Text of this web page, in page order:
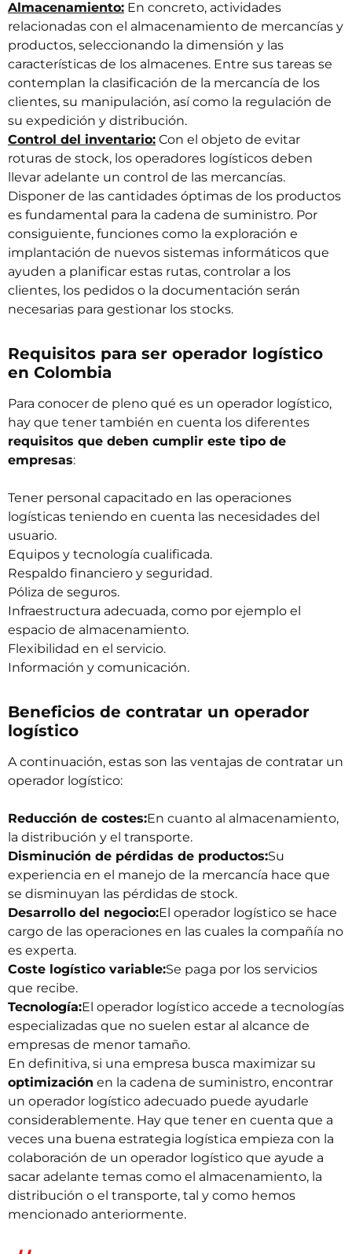
Almacenamiento: En concreto, actividades
relacionadas con el almacenamiento de mercancías y
productos, seleccionando la dimensión y las
características de los almacenes. Entre sus tareas se
contemplan la clasificación de la mercancía de los
clientes, su manipulación, así como la regulación de
su expedición y distribución.
Control del inventario: Con el objeto de evitar
roturas de stock, los operadores logísticos deben
llevar adelante un control de las mercancías.
Disponer de las cantidades óptimas de los productos
es fundamental para la cadena de suministro. Por
consiguiente, funciones como la exploración e
implantación de nuevos sistemas informáticos que
ayuden a planificar estas rutas, controlar a los
clientes, los pedidos o la documentación serán
necesarias para gestionar los stocks.
Requisitos para ser operador logístico
en Colombia
Para conocer de pleno qué es un operador logístico,
hay que tener también en cuenta los diferentes
requisitos que deben cumplir este tipo de
empresas:
Tener personal capacitado en las operaciones
logísticas teniendo en cuenta las necesidades del
usuario.
Equipos y tecnología cualificada.
Respaldo financiero y seguridad.
Póliza de seguros.
Infraestructura adecuada, como por ejemplo el
espacio de almacenamiento.
Flexibilidad en el servicio.
Información y comunicación.
Beneficios de contratar un operador
logístico
A continuación, estas son las ventajas de contratar un
operador logístico:
Reducción de costes:En cuanto al almacenamiento,
la distribución y el transporte.
Disminución de pérdidas de productos:Su
experiencia en el manejo de la mercancía hace que
se disminuyan las pérdidas de stock.
Desarrollo del negocio:El operador logístico se hace
cargo de las operaciones en las cuales la compañía no
es experta.
Coste logístico variable:Se paga por los servicios
que recibe.
Tecnología:El operador logístico accede a tecnologías
especializadas que no suelen estar al alcance de
empresas de menor tamaño.
En definitiva, si una empresa busca maximizar su
optimización en la cadena de suministro, encontrar
un operador logístico adecuado puede ayudarle
considerablemente. Hay que tener en cuenta que a
veces una buena estrategia logística empieza con la
colaboración de un operador logístico que ayude a
sacar adelante temas como el almacenamiento, la
distribución o el transporte, tal y como hemos
mencionado anteriormente.